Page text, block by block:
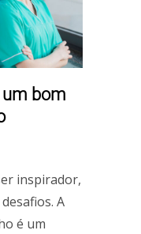
bom
inspirador,
A
é um